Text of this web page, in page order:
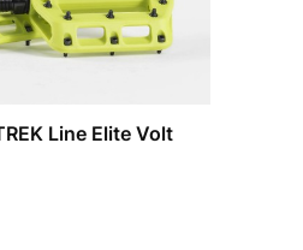
Line Elite Volt